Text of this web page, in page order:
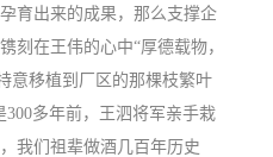
育出来的成果，那么支撑企
刻在王伟的心中“厚德载物，
意移植到厂区的那棵枝繁叶
300多年前，王泗将军亲手栽
我们祖辈做酒几百年历史